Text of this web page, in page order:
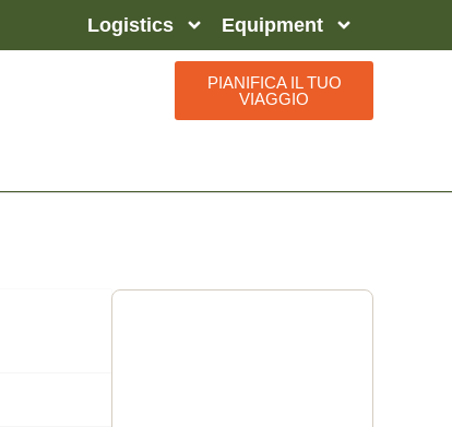
Logistics Equipment
PIANIFICA IL TUO
VIAGGIO